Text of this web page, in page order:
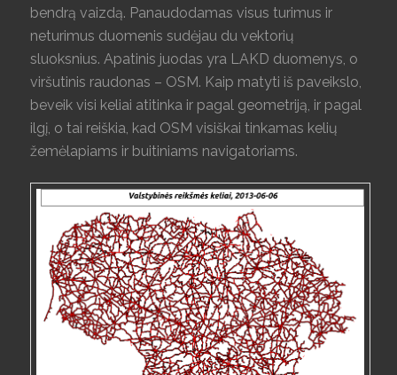
bendrą vaizdą. Panaudodamas visus turimus ir
neturimus duomenis sudėjau du vektorių
sluoksnius. Apatinis juodas yra LAKD duomenys, o
viršutinis raudonas – OSM. Kaip matyti iš paveikslo,
beveik visi keliai atitinka ir pagal geometriją, ir pagal
ilgį, o tai reiškia, kad OSM visiškai tinkamas kelių
žemėlapiams ir buitiniams navigatoriams.